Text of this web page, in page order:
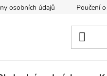
osobních údajů Poučení